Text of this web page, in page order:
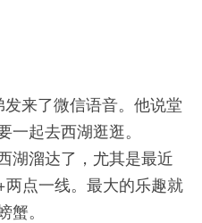
来了微信语音。他说堂
起去西湖逛逛。
湖溜达了，尤其是最近
点一线。最大的乐趣就
。